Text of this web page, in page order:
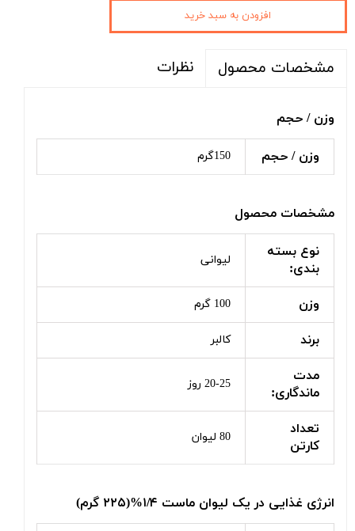
افزودن به سبد خرید
مشخصات محصول نظرات
وزن / حجم
وزن / حجم 150گرم
مشخصات محصول
نوع بسته
بندی:
لیوانی
وزن 100 گرم
برند کالبر
مدت
ماندگاری:
20-25 روز
تعداد
کارتن
80 لیوان
انرژی غذایی در یک لیوان ماست ۱/۴%(۲۲۵ گرم)